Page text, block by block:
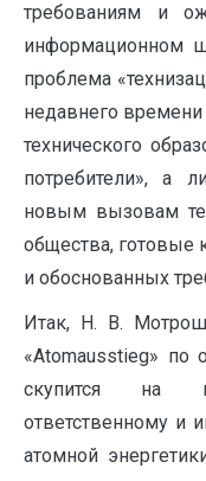
требованиям и
информационном
проблема
недавнего
технического
потребители», а
новым вызовам
общества,
и обоснованных
Итак, Н. В.
«Atomausstieg»
скупится на
ответственному и
атомной